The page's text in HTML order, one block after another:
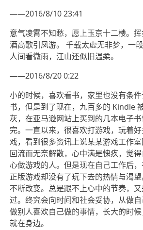
——2016/8/10 23:41
意气凌霄不知愁，愿上玉京十二楼。
酒高歌引凤游。 千载太虚无非梦，一
人间看微雨，江山还似旧温柔。
——2016/8/20 0:22
小的时候，喜欢看书，家里也没有条
书，但是到了现在，九百多的 Kindle
灰，在亚马逊网站上买到的几本电子
完。一直以来，很喜欢打游戏，玩着
戏，看到很多资讯上说某某游戏工作
回流而无奈解散，心中满是愧疚，觉
心做游戏的人。但是现在自己工作后
正版游戏却没有了玩下去的热情与渴
不断改变。总是跟不上心中的节奏，
过。终究会向时间和社会妥协，从做
做别人喜欢自己做的事情，长大的时
就在身边。